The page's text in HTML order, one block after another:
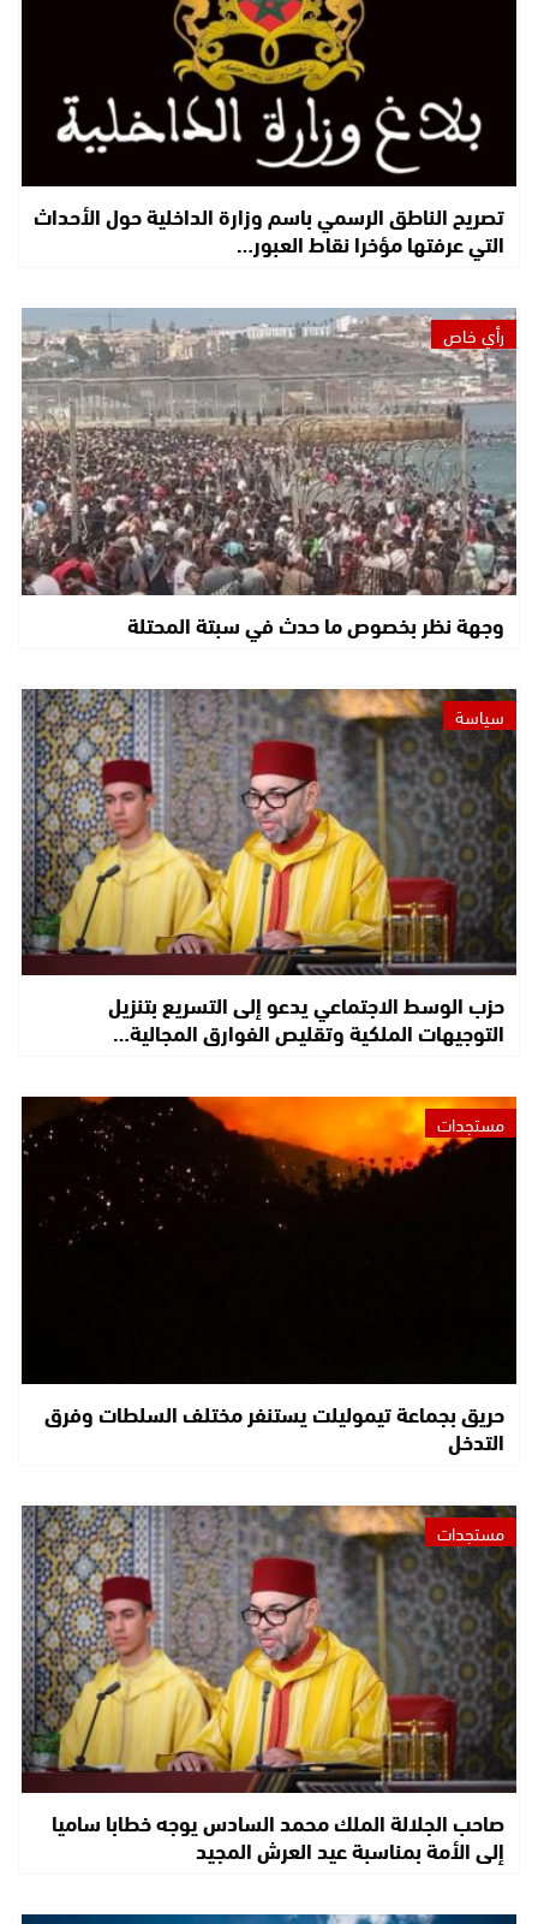
تصريح الناطق الرسمي باسم وزارة الداخلية حول الأحداث
التي عرفتها مؤخرا نقاط العبور…
رأي خاص
وجهة نظر بخصوص ما حدث في سبتة المحتلة
سياسة
حزب الوسط الاجتماعي يدعو إلى التسريع بتنزيل
التوجيهات الملكية وتقليص الفوارق المجالية…
مستجدات
حريق بجماعة تيموليلت يستنفر مختلف السلطات وفرق
التدخل
مستجدات
صاحب الجلالة الملك محمد السادس يوجه خطابا ساميا
إلى الأمة بمناسبة عيد العرش المجيد